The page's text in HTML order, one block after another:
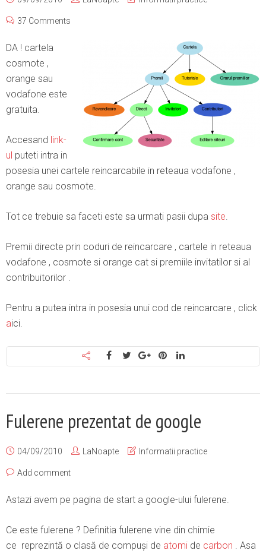
37 Comments
DA ! cartela
cosmote ,
orange sau
vodafone este
gratuita.
Accesand link-
ul puteti intra in
posesia unei cartele reincarcabile in reteaua vodafone ,
orange sau cosmote.
Tot ce trebuie sa faceti este sa urmati pasii dupa site
Premii directe prin coduri de reincarcare , cartele in reteaua
vodafone , cosmote si orange cat si premiile invitatilor si al
contribuitorilor .
Pentru a putea intra in posesia unui cod de reincarcare , click
aici.
Fulerene prezentat de google
04/09/2010 LaNoapte Informatii practice
Add comment
Astazi avem pe pagina de start a google-ului fulerene.
Ce este fulerene ? Definitia fulerene vine din chimie
ce reprezintă o clasă de compuși de atomi de carbon
. Asa